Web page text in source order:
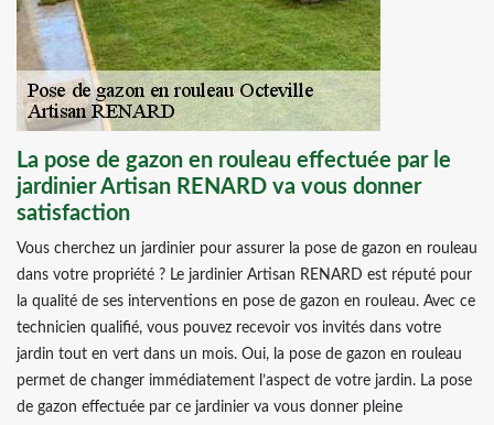
La pose de gazon en rouleau effectuée par le
jardinier Artisan RENARD va vous donner
satisfaction
Vous cherchez un jardinier pour assurer la pose de gazon en rouleau
dans votre propriété ? Le jardinier Artisan RENARD est réputé pour
la qualité de ses interventions en pose de gazon en rouleau. Avec ce
technicien qualifié, vous pouvez recevoir vos invités dans votre
jardin tout en vert dans un mois. Oui, la pose de gazon en rouleau
permet de changer immédiatement l’aspect de votre jardin. La pose
de gazon effectuée par ce jardinier va vous donner pleine